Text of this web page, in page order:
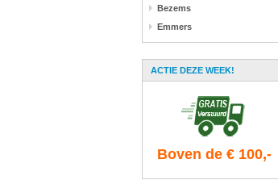
Bezems
Emmers
ACTIE DEZE WEEK!
Boven de € 100,-